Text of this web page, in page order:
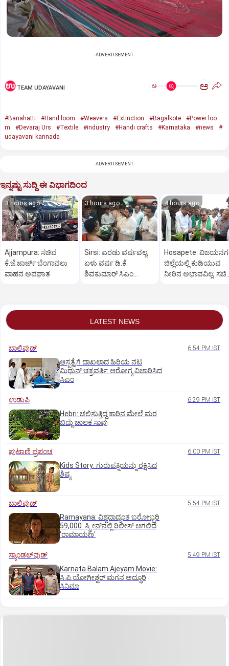
ADVERTISEMENT
TEAM UDAYAVANI ಅ ಅ
#Banahatti #Hand loom #Weavers #Extinction #Bagalkote
#Power loo
m
#Devaraj Urs #Textile #industry #Handi crafts #Karnataka #news
#
udayavani kannada
ADVERTISEMENT
ಇನ್ನಷ್ಟು ಸುದ್ದಿ ಈ ವಿಭಾಗದಿಂದ
3 hours ago
Ajjampura: ಸಚಿವ
ಕೆ.ಜೆ.ಜಾರ್ಜ್ ಬೆಂಗಾವಲು
ವಾಹನ ಅಪಘಾತ
3 hours ago
Sirsi: ಎರಡು ವರ್ಷವಲ್ಲ,
ಏಳು ವರ್ಷ ಡಿ.ಕೆ.
ಶಿವಕುಮಾರ್ ಸಿಎಂ
4 hours ago
Hosapete:
ಜಿಲ್ಲೆಯಲ್ಲಿ ಕುಡಿಯುವ
ನೀರಿನ ಅಭಾವವಿಲ್ಲ;
LATEST NEWS
ಬಾಲಿವುಡ್‌ 6:54 PM IST
ಆಸ್ಪತ್ರೆಗೆ ದಾಖಲಾದ ಹಿರಿಯ ನಟ
ಮಿಥುನ್ ಚಕ್ರವರ್ತಿ: ಆರೋಗ್ಯ ವಿಚಾರಿಸಿದ
ಸಿಎಂ
ಉಡುಪಿ 6:29 PM IST
Hebri: ಚಲಿಸುತ್ತಿದ್ದ ಕಾರಿನ ಮೇಲೆ ಮರ
ಬಿದ್ದು ಚಾಲಕ ಸಾವು
ಪುಟಾಣಿ ಪ್ರಪಂಚ 6:00 PM IST
Kids Story: ಗುರುಪತ್ನಿಯನ್ನು ರಕ್ಷಿಸಿದ
ಶಿಷ್ಯ
ಬಾಲಿವುಡ್‌ 5:54 PM IST
Ramayana: ವಿಶ್ವದಾದ್ಯಂತ ಬರೋಬ್ಬರಿ
59,000 ಸ್ಕ್ರೀನ್‌ನಲ್ಲಿ ರಿಲೀಸ್‌ ಆಗಲಿದೆ
'ರಾಮಾಯಣ'
ಸ್ಯಾಂಡಲ್‌ವುಡ್‌ 5:49 PM IST
Karnata Balam Ajeyam Movie:
ಸಿ.ಪಿ.ಯೋಗೀಶ್ವರ್‌ ಮಗನ ಅದ್ಧೂರಿ
ಸಿನಿಮಾ